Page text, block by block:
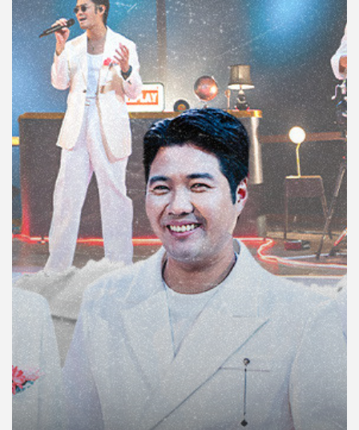
เพล
ย์
ลิ
สต์
ของ
คุณ
เพลง
บทความ
ข่าว
และ
กิจกรรม
เกี่ยว
กับ
เรา